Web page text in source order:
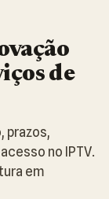
de
prazos,
no IPTV.
em